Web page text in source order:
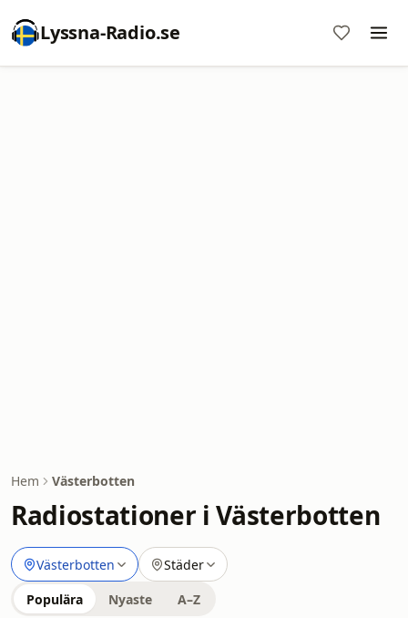
Lyssna-Radio.se
Hem Västerbotten
Radiostationer i Västerbotten
Västerbotten Städer
Populära Nyaste A–Z